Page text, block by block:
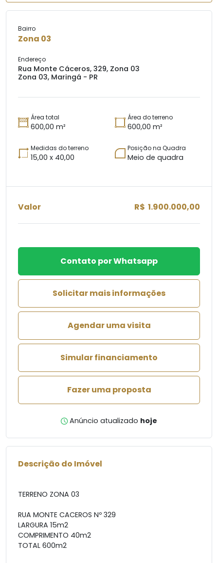
Bairro
Zona 03
Endereço
Rua Monte Cáceros, 329, Zona 03
Zona 03, Maringá - PR
Área total
600,00 m²
Área do terreno
600,00 m²
Medidas do terreno
15,00 x 40,00
Posição na Quadra
Meio de quadra
Valor R$ 1.900.000,00
Contato por Whatsapp
Solicitar mais informações
Agendar uma visita
Simular financiamento
Fazer uma proposta
Anúncio atualizado hoje
Descrição do Imóvel
TERRENO ZONA 03
RUA MONTE CACEROS Nº 329
LARGURA 15m2
COMPRIMENTO 40m2
TOTAL 600m2